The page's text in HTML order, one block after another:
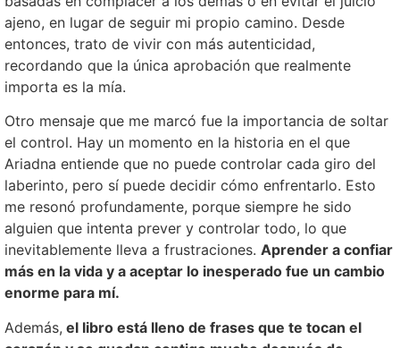
ajeno, en lugar de seguir mi propio camino. Desde
entonces, trato de vivir con más autenticidad,
recordando que la única aprobación que realmente
importa es la mía.
Otro mensaje que me marcó fue la importancia de soltar
el control. Hay un momento en la historia en el que
Ariadna entiende que no puede controlar cada giro del
laberinto, pero sí puede decidir cómo enfrentarlo. Esto
me resonó profundamente, porque siempre he sido
alguien que intenta prever y controlar todo, lo que
inevitablemente lleva a frustraciones. Aprender a confiar
más en la vida y a aceptar lo inesperado fue un cambio
enorme para mí.
Además, el libro está lleno de frases que te tocan el